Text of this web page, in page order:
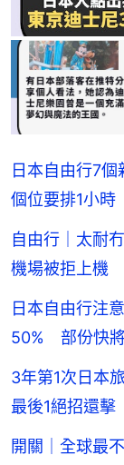
日本自由行7
個位要排1小時
自由行｜太耐
機場被拒上機
日本自由行注
50% 部份快
3年第1次日本
最後1絕招還擊
開關｜全球最